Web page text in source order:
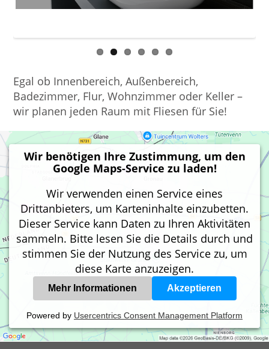
Egal ob Innenbereich, Außenbereich,
Badezimmer, Flur, Wohnzimmer oder Keller –
wir planen jeden Raum mit Fliesen für Sie!
Wir benötigen Ihre Zustimmung, um den
Google Maps-Service zu laden!
Wir verwenden einen Service eines
Drittanbieters, um Karteninhalte einzubetten.
Dieser Service kann Daten zu Ihren Aktivitäten
sammeln. Bitte lesen Sie die Details durch und
stimmen Sie der Nutzung des Service zu, um
diese Karte anzuzeigen.
Mehr Informationen Akzeptieren
Powered by Usercentrics Consent Management Platform